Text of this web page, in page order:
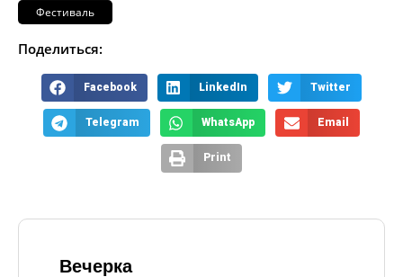
Фестиваль
Поделиться:
Facebook LinkedIn Twitter
Telegram WhatsApp Email
Print
Вечерка